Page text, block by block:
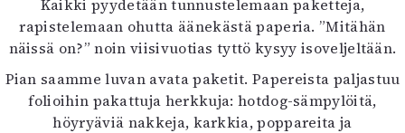
Kaikki pyydetään tunnustelemaan paketteja,
rapistelemaan ohutta äänekästä paperia. ”Mitähän
näissä on?” noin viisivuotias tyttö kysyy isoveljeltään.
Pian saamme luvan avata paketit. Papereista paljastuu
folioihin pakattuja herkkuja: hotdog-sämpylöitä,
höyryäviä nakkeja, karkkia, poppareita ja